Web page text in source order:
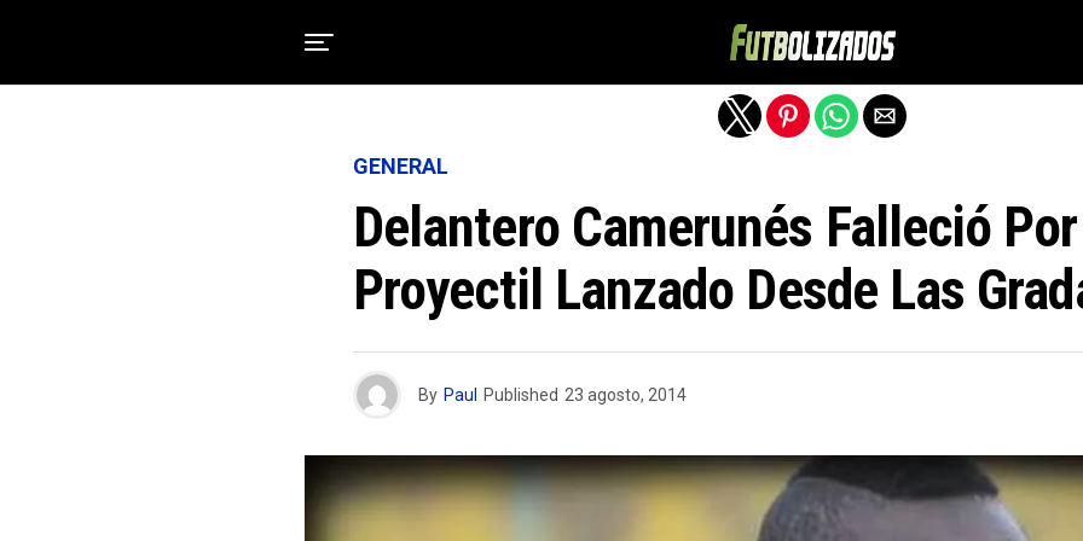
GENERAL
Delantero Camerunés Falleció Por
Proyectil Lanzado Desde Las
By Paul Published 23 agosto, 2014
Salir de la versión móvil